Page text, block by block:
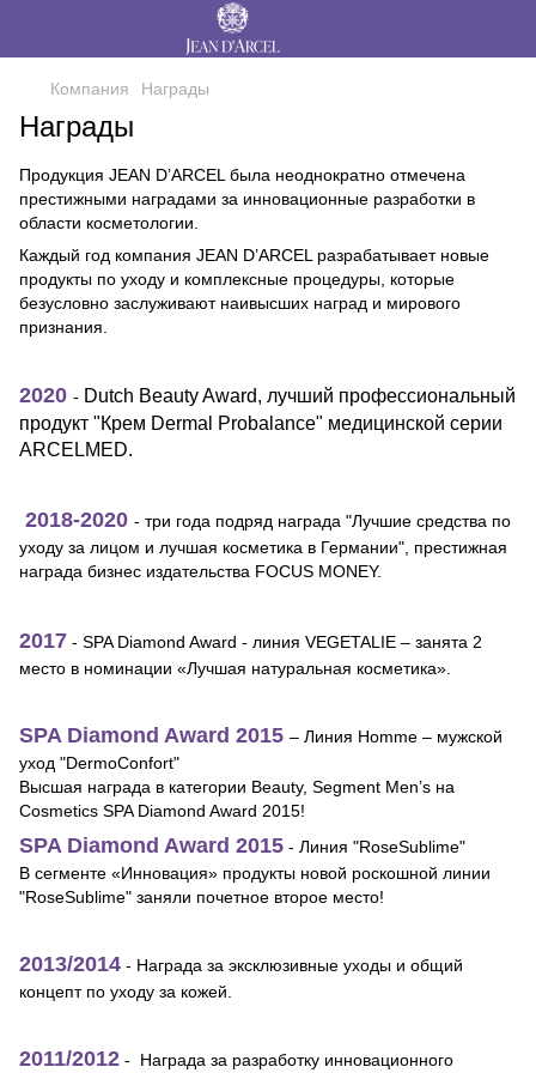
Компания Награды
Награды
Продукция JEAN D’ARCEL была неоднократно отмечена
престижными наградами за инновационные разработки в
области косметологии.
Каждый год компания JEAN D’ARCEL разрабатывает новые
продукты по уходу и комплексные процедуры, которые
безусловно заслуживают наивысших наград и мирового
признания.
2020 - Dutch Beauty Award, лучший профессиональный
продукт "Крем Dermal Probalance" медицинской серии
ARCELMED.
2018-2020 - три года подряд награда "Лучшие средства по
уходу за лицом и лучшая косметика в Германии", престижная
награда бизнес издательства FOCUS MONEY.
2017 - SPA Diamond Award - линия VEGETALIE – занята 2
место в номинации «Лучшая натуральная косметика».
SPA Diamond Award 2015 – Линия Homme – мужской
уход "DermoConfort"
Высшая награда в категории Beauty, Segment Men’s на
Cosmetics SPA Diamond Award 2015!
SPA Diamond Award 2015 - Линия "RoseSublime"
В сегменте «Инновация» продукты новой роскошной линии
"RoseSublime" заняли почетное второе место!
2013/2014 - Награда за эксклюзивные уходы и общий
концепт по уходу за кожей.
2011/2012 - Награда за разработку инновационного